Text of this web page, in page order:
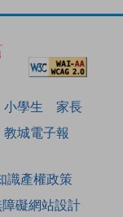
小學生
家長
教城電子報
識產權政策
礙網站設計